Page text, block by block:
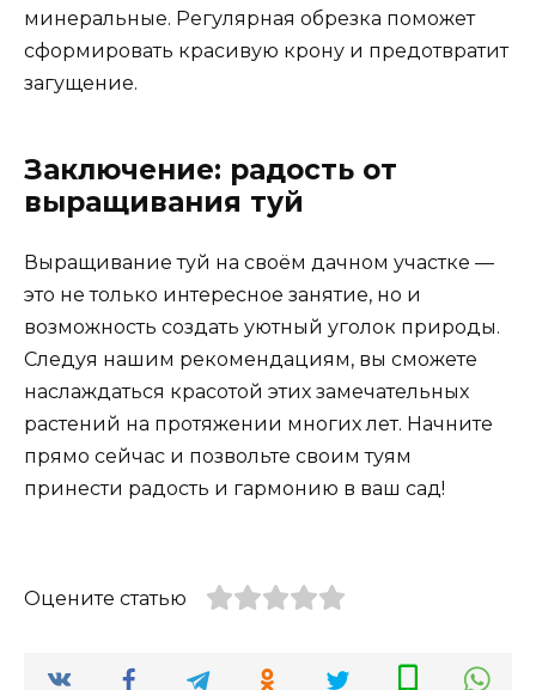
минеральные. Регулярная обрезка поможет
сформировать красивую крону и предотвратит
загущение.
Заключение: радость от
выращивания туй
Выращивание туй на своём дачном участке —
это не только интересное занятие, но и
возможность создать уютный уголок природы.
Следуя нашим рекомендациям, вы сможете
наслаждаться красотой этих замечательных
растений на протяжении многих лет. Начните
прямо сейчас и позвольте своим туям
принести радость и гармонию в ваш сад!
Оцените статью